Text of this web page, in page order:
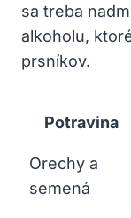
sa treba
alkoholu,
prsníkov.
Potravina
Orechy a
semená